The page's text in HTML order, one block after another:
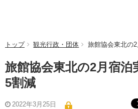
トップ 観光行政・団体 旅館協会東北の
旅館協会東北の2月宿泊
5割減
2022年3月25日